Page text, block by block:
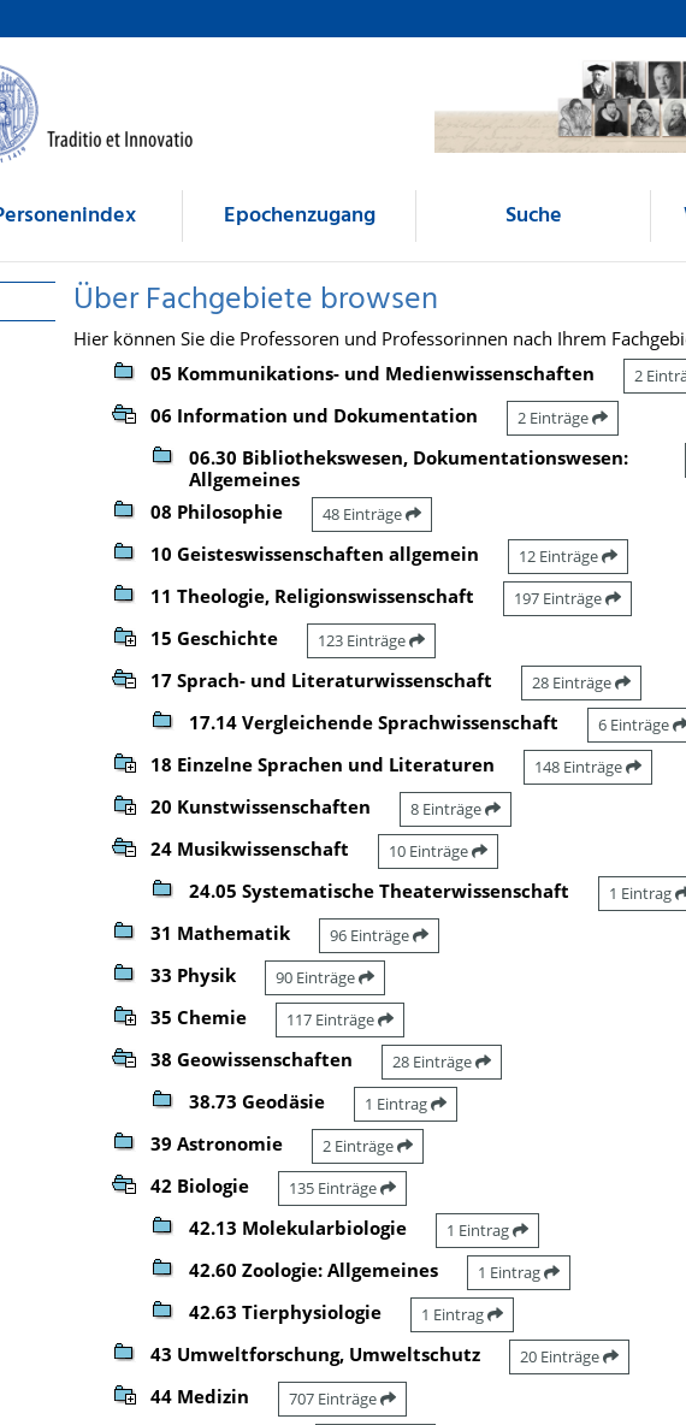
Epochenzugang Suche
Über Fachgebiete browsen
Hier können Sie die Professoren und Professorinnen nach Ihrem
05 Kommunikations- und Medienwissenschaften
2
06 Information und Dokumentation 2 Einträge
06.30 Bibliothekswesen, Dokumentationswesen:
Allgemeines
08 Philosophie 48 Einträge
10 Geisteswissenschaften allgemein 12 Einträge
11 Theologie, Religionswissenschaft 197 Einträge
15 Geschichte 123 Einträge
17 Sprach- und Literaturwissenschaft 28 Einträge
17.14 Vergleichende Sprachwissenschaft 6 Einträge
18 Einzelne Sprachen und Literaturen 148 Einträge
20 Kunstwissenschaften 8 Einträge
24 Musikwissenschaft 10 Einträge
24.05 Systematische Theaterwissenschaft 1 Eintrag
31 Mathematik 96 Einträge
33 Physik 90 Einträge
35 Chemie 117 Einträge
38 Geowissenschaften 28 Einträge
38.73 Geodäsie 1 Eintrag
39 Astronomie 2 Einträge
42 Biologie 135 Einträge
42.13 Molekularbiologie 1 Eintrag
42.60 Zoologie: Allgemeines 1 Eintrag
42.63 Tierphysiologie 1 Eintrag
43 Umweltforschung, Umweltschutz 20 Einträge
44 Medizin 707 Einträge